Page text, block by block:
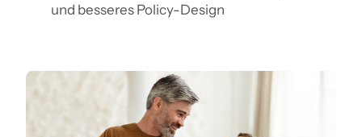
und besseres Policy-Design